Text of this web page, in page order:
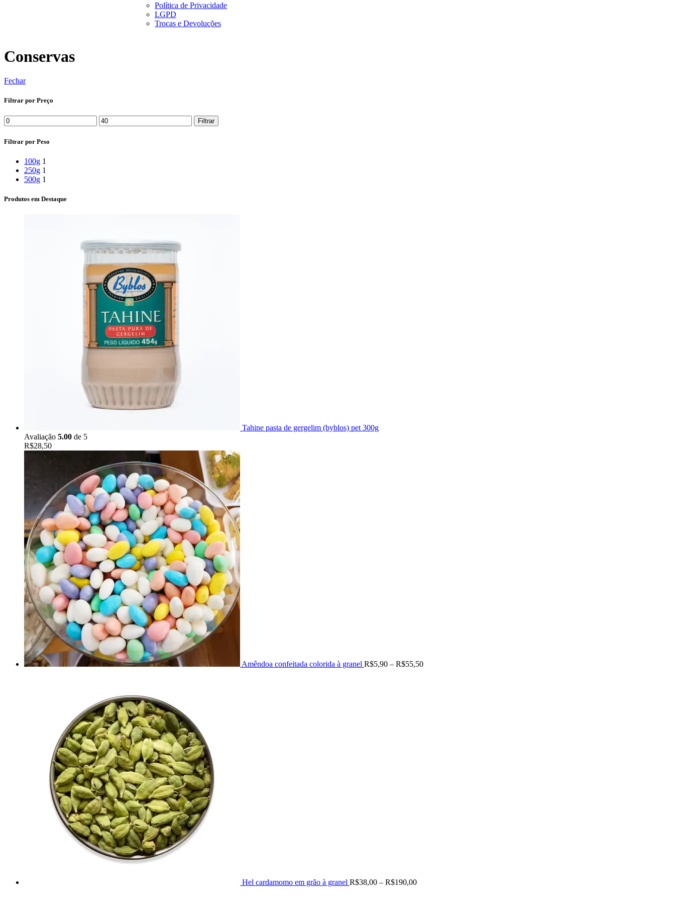
Política de Privacidade
LGPD
Trocas e Devoluções
Conservas
Fechar
Filtrar por Preço
Preço
mínimo
Preço
máximo
Filtrar
Filtrar por Peso
100g 1
250g 1
500g 1
Produtos em Destaque
Tahine pasta de gergelim (byblos) pet 300g
Avaliação 5.00 de 5
R$28,50
Amêndoa confeitada colorida à granel R$5,90 – R$55,50
Hel cardamomo em grão à granel R$38,00 – R$190,00